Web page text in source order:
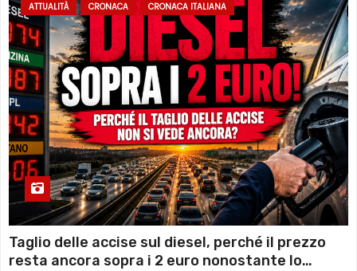
ATTUALITÀ CRONACA CRONACA ITALIANA
Taglio delle accise sul diesel, perché il prezzo
resta ancora sopra i 2 euro nonostante lo